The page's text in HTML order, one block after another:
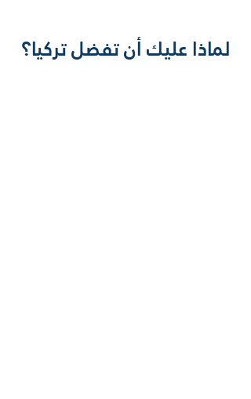
لماذا عليك أن تفضل تركيا؟